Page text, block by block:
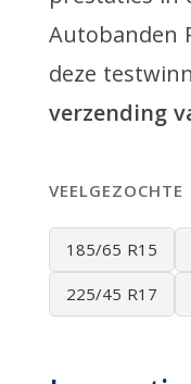
Autobanden
deze
verzending
185/65 R15
225/45 R17